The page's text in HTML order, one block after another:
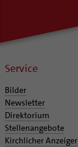
Service
Bilder
Newsletter
Direktorium
Stellenangebote
Kirchlicher Anzeiger